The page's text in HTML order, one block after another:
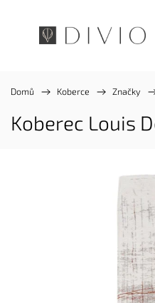
Domů / Koberce / Značky /
Koberec Louis